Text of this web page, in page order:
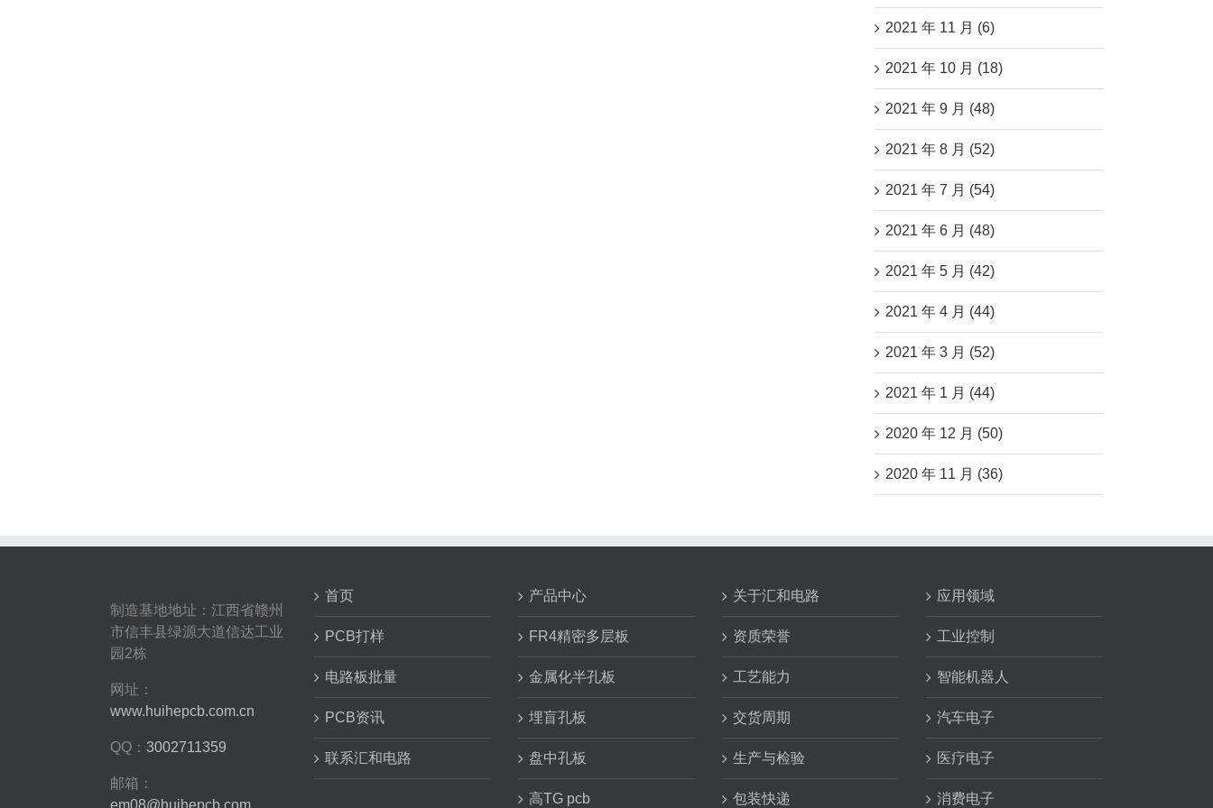
2021 年 11 月 (6)
2021 年 10 月 (18)
2021 年 9 月 (48)
2021 年 8 月 (52)
2021 年 7 月 (54)
2021 年 6 月 (48)
2021 年 5 月 (42)
2021 年 4 月 (44)
2021 年 3 月 (52)
2021 年 1 月 (44)
2020 年 12 月 (50)
2020 年 11 月 (36)
制造基地地址：江西省赣州
市信丰县绿源大道信达工业
园2栋
网址：
www.huihepcb.com.cn
QQ： 3002711359
邮箱：
em08@huihepcb.com
首页
PCB打样
电路板批量
PCB资讯
联系汇和电路
产品中心
FR4精密多层板
金属化半孔板
埋盲孔板
盘中孔板
高TG pcb
关于汇和电路
资质荣誉
工艺能力
交货周期
生产与检验
包装快递
应用领域
工业控制
智能机器人
汽车电子
医疗电子
消费电子